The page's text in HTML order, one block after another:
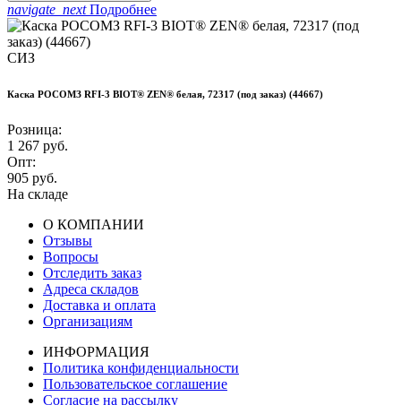
navigate_nextПодробнее
СИЗ
Каска РОСОМЗ RFI-3 BIOT® ZEN® белая, 72317 (под заказ) (44667)
Розница:
1 267 руб.
Опт:
905 руб.
На складе
О КОМПАНИИ
Отзывы
Вопросы
Отследить заказ
Адреса складов
Доставка и оплата
Организациям
ИНФОРМАЦИЯ
Политика конфиденциальности
Пользовательское соглашение
Согласие на рассылку